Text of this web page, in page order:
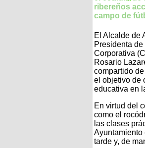
ribereños
campo de
El Alcalde de
Presidenta
Corporativa
Rosario
compartido
el objetivo de
educativa en
En virtud del
como el
las clases
Ayuntamiento
tarde y, de